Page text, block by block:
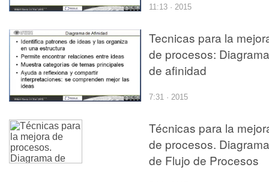
11:13 · 2015
Tecnicas para la
de procesos: Diagrama
de afinidad
7:31 · 2015
Técnicas para la
de procesos. Diagrama
de Flujo de Procesos